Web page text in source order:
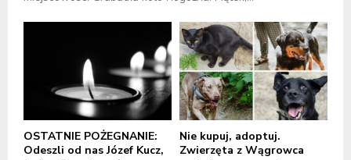
OSTATNIE POŻEGNANIE:
Odeszli od nas Józef Kucz,
Nie kupuj, adoptuj.
Zwierzęta z Wągrowca